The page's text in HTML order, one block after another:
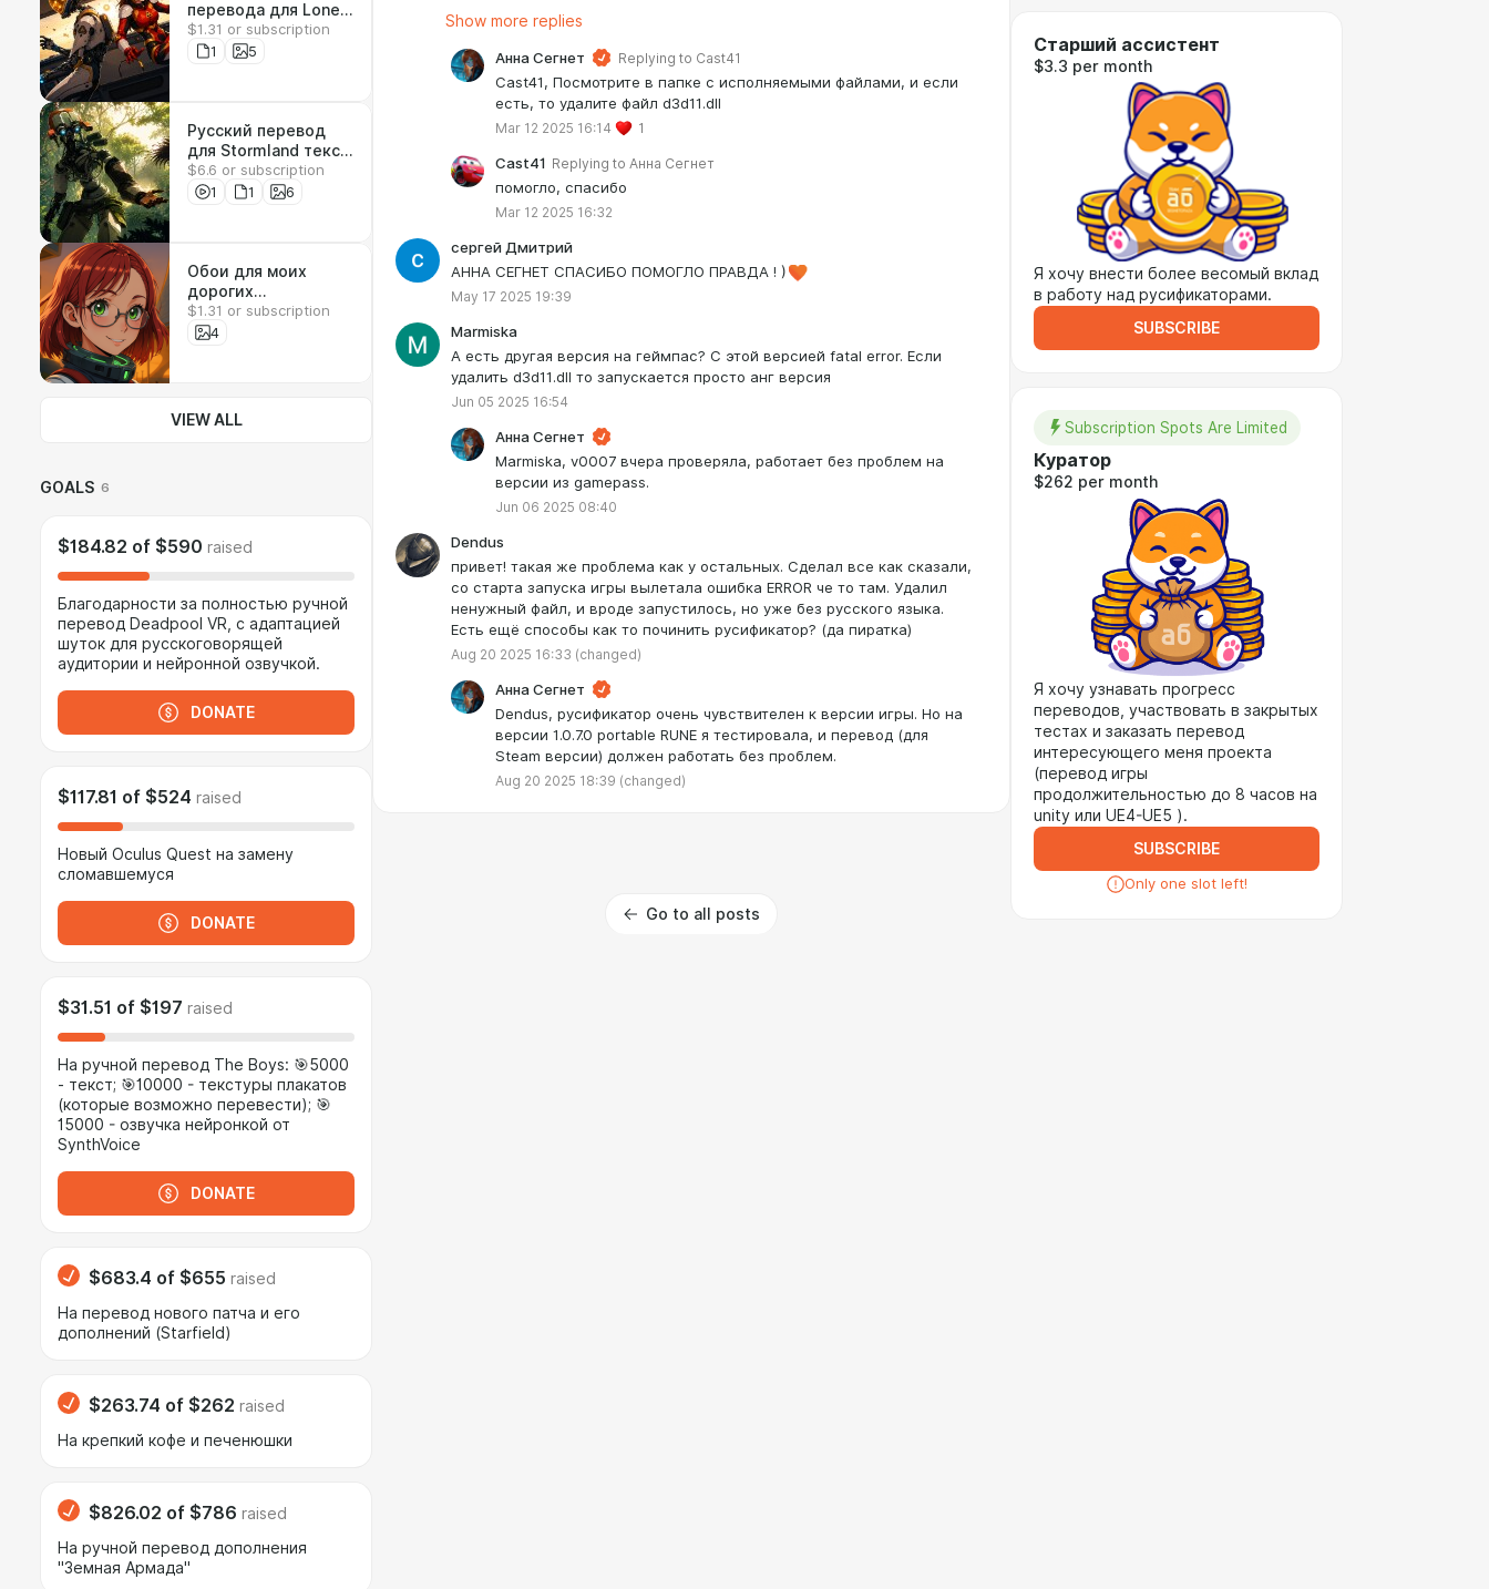
перевода для Lone
Echo
$1.31 or subscription
1
5
Русский перевод
для Stormland текст
+ озвучка
$6.6 or subscription
1
1 6
Обои для моих
дорогих
подписчиков
$1.31 or subscription
4
VIEW ALL
GOALS 6
$184.82 of $590 raised
Благодарности за полностью ручной
перевод Deadpool VR, с адаптацией
шуток для русскоговорящей
аудитории и нейронной озвучкой.
DONATE
$117.81 of $524 raised
Новый Oculus Quest на замену
сломавшемуся
DONATE
$31.51 of $197 raised
На ручной перевод The Boys: 🎯5000
- текст; 🎯10000 - текстуры плакатов
(которые возможно перевести); 🎯
15000 - озвучка нейронкой от
SynthVoice
DONATE
$683.4 of $655 raised
На перевод нового патча и его
дополнений (Starfield)
$263.74 of $262 raised
На крепкий кофе и печенюшки
$826.02 of $786 raised
На ручной перевод дополнения
"Земная Армада"
Show more replies
Анна Сегнет Replying to Cast41
Cast41, Посмотрите в папке с исполняемыми файлами, и если
есть, то удалите файл d3d11.dll
Mar 12 2025 16:14 1
Cast41 Replying to Анна Сегнет
помогло, спасибо
Mar 12 2025 16:32
сергей Дмитрий
АННА СЕГНЕТ СПАСИБО ПОМОГЛО ПРАВДА ! )
May 17 2025 19:39
Marmiska
А есть другая версия на геймпас? С этой версией fatal error. Если
удалить d3d11.dll то запускается просто анг версия
Jun 05 2025 16:54
Анна Сегнет
Marmiska, v0007 вчера проверяла, работает без проблем на
версии из gamepass.
Jun 06 2025 08:40
Dendus
привет! такая же проблема как у остальных. Сделал все как сказали,
со старта запуска игры вылетала ошибка ERROR че то там. Удалил
ненужный файл, и вроде запустилось, но уже без русского языка.
Есть ещё способы как то починить русификатор? (да пиратка)
Aug 20 2025 16:33 (changed)
Анна Сегнет
Dendus, русификатор очень чувствителен к версии игры. Но на
версии 1.0.7.0 portable RUNE я тестировала, и перевод (для
Steam версии) должен работать без проблем.
Aug 20 2025 18:39 (changed)
Go to all posts
Старший ассистент
$3.3 per month
Я хочу внести более весомый вклад
в работу над русификаторами.
SUBSCRIBE
Subscription Spots Are Limited
Куратор
$262 per month
Я хочу узнавать прогресс
переводов, участвовать в закрытых
тестах и заказать перевод
интересующего меня проекта
(перевод игры
продолжительностью до 8 часов на
unity или UE4-UE5 ).
SUBSCRIBE
Only one slot left!